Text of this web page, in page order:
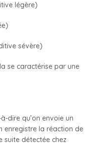
légère)
sévère)
se caractérise par une
dire qu’on envoie un
enregistre la réaction de
suite détectée chez